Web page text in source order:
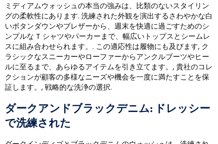
ミディアムウォッシュの本当の強みは、比類のないスタイリン
グの柔軟性にあります. 洗練された外観を演出するさわやかな白
いボタンダウンやブレザーから、週末を快適に過ごすためのシ
ンプルな T シャツやパーカーまで、幅広いトップスとシームレ
スに組み合わせられます。. この適応性は履物にも及びます, ク
ラシックなスニーカーやローファーからアンクルブーツやヒー
ルに至るまで、あらゆるアイテムを引き立てます。, 貴社のコレ
クションが顧客の多様なニーズや機会を一度に満たすことを保
証します。, 戦略的な洗浄の選択.
ダークアンドブラックデニム: ドレッシー
で洗練された